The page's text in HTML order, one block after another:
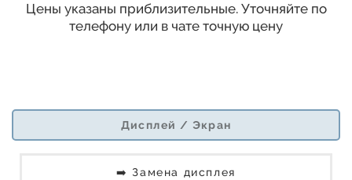
Цены указаны приблизительные. Уточняйте по
телефону или в чате точную цену
Дисплей / Экран
➡️ Замена дисплея